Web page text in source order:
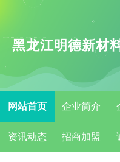
黑龙江明德新材
网站首页 企业简介
资讯动态 招商加盟